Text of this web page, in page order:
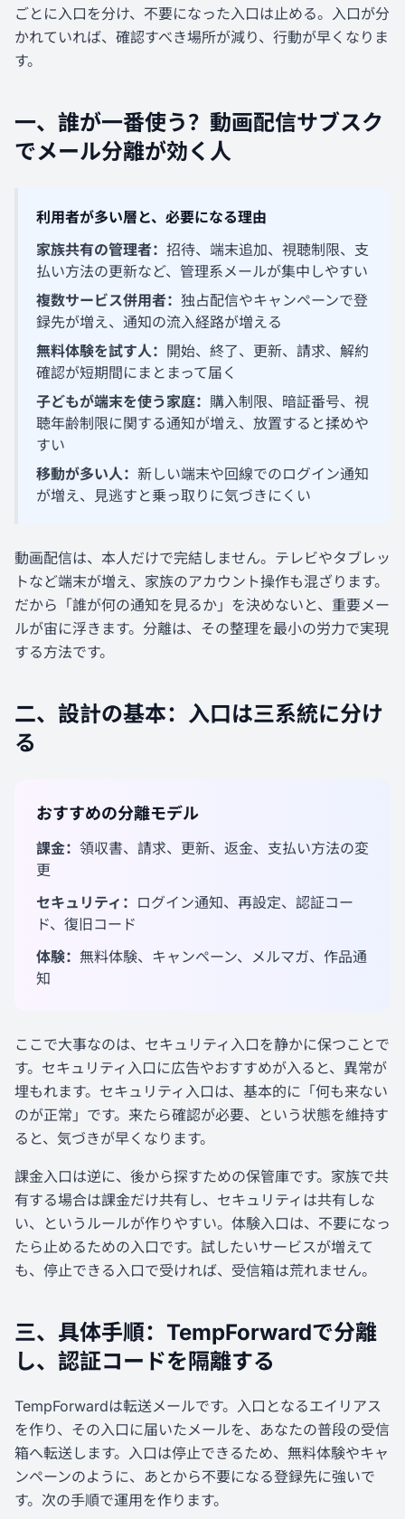
ごとに入口を分け、不要になった入口は止める。入口が分
かれていれば、確認すべき場所が減り、行動が早くなりま
す。
一、誰が一番使う？動画配信サブスク
でメール分離が効く人
利用者が多い層と、必要になる理由
家族共有の管理者： 招待、端末追加、視聴制限、支
払い方法の更新など、管理系メールが集中しやすい
複数サービス併用者： 独占配信やキャンペーンで登
録先が増え、通知の流入経路が増える
無料体験を試す人： 開始、終了、更新、請求、解約
確認が短期間にまとまって届く
子どもが端末を使う家庭： 購入制限、暗証番号、視
聴年齢制限に関する通知が増え、放置すると揉めや
すい
移動が多い人： 新しい端末や回線でのログイン通知
が増え、見逃すと乗っ取りに気づきにくい
動画配信は、本人だけで完結しません。テレビやタブレッ
トなど端末が増え、家族のアカウント操作も混ざります。
だから「誰が何の通知を見るか」を決めないと、重要メー
ルが宙に浮きます。分離は、その整理を最小の労力で実現
する方法です。
二、設計の基本：入口は三系統に分け
る
おすすめの分離モデル
課金： 領収書、請求、更新、返金、支払い方法の変
更
セキュリティ： ログイン通知、再設定、認証コー
ド、復旧コード
体験： 無料体験、キャンペーン、メルマガ、作品通
知
ここで大事なのは、セキュリティ入口を静かに保つことで
す。セキュリティ入口に広告やおすすめが入ると、異常が
埋もれます。セキュリティ入口は、基本的に「何も来ない
のが正常」です。来たら確認が必要、という状態を維持す
ると、気づきが早くなります。
課金入口は逆に、後から探すための保管庫です。家族で共
有する場合は課金だけ共有し、セキュリティは共有しな
い、というルールが作りやすい。体験入口は、不要になっ
たら止めるための入口です。試したいサービスが増えて
も、停止できる入口で受ければ、受信箱は荒れません。
三、具体手順：TempForwardで分離
し、認証コードを隔離する
TempForwardは転送メールです。入口となるエイリアス
を作り、その入口に届いたメールを、あなたの普段の受信
箱へ転送します。入口は停止できるため、無料体験やキャ
ンペーンのように、あとから不要になる登録先に強いで
す。次の手順で運用を作ります。